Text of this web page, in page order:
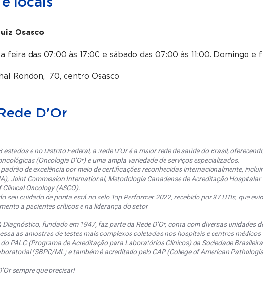
locais
Osasco
feira das 07:00 às 17:00 e sábado das 07:00 às 11:00. Domingo e
Rondon, 70, centro Osasco
D'Or
estados e no Distrito Federal, a Rede D’Or é a maior rede de saúde do Brasil,
(Oncologia D’Or) e uma ampla variedade de serviços especializados.
de excelência por meio de certificações reconhecidas internacionalmente,
Joint Commission International, Metodologia Canadense de Acreditação Hospitalar
Oncology (ASCO).
seu cuidado de ponta está no selo Top Performer 2022, recebido por 87 UTIs, que
a pacientes críticos e na liderança do setor.
Diagnóstico, fundado em 1947, faz parte da Rede D’Or, conta com diversas unidades
as amostras de testes mais complexos coletadas nos hospitais e centros médicos
PALC (Programa de Acreditação para Laboratórios Clínicos) da Sociedade
(SBPC/ML) e também é acreditado pelo CAP (College of American
sempre que precisar!